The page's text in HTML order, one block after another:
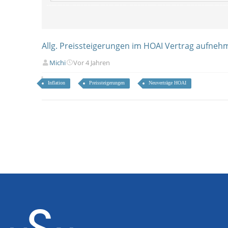
Allg. Preissteigerungen im HOAI Vertrag
Michi Vor 4 Jahren
Inflation Preissteigerungen Neuverträge HOAI